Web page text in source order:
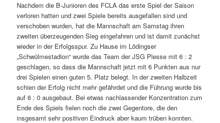
Nachdem die B-Junioren des FCLA das erste Spiel der Saison
verloren hatten und zwei Spiele bereits ausgefallen sind und
verschoben wurden, hat die Mannschaft am Samstag ihren
zweiten überzeugenden Sieg eingefahren und ist damit zunächst
wieder in der Erfolgsspur. Zu Hause im Lödingser
„Schwülmestadion“ wurde das Team der JSG Plesse mit 6 : 2
geschlagen, so dass die Mannschaft jetzt mit 6 Punkten aus nur
drei Spielen einen guten 5. Platz belegt. In der zweiten Halbzeit
schien der Erfolg nicht mehr gefährdet und die Führung wurde bis
auf 6 : 0 ausgebaut. Bei etwas nachlassender Konzentration zum
Ende des Spiels fielen noch die zwei Gegentore, die den
insgesamt sehr positiven Eindruck aber kaum trüben konnten.